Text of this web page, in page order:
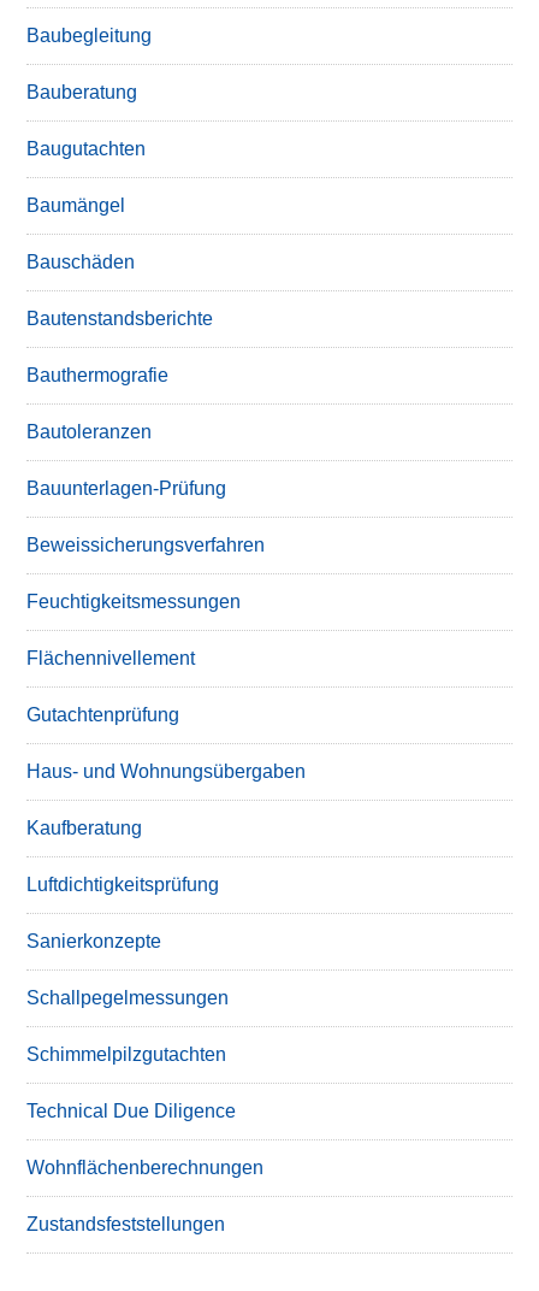
Baubegleitung
Bauberatung
Baugutachten
Baumängel
Bauschäden
Bautenstandsberichte
Bauthermografie
Bautoleranzen
Bauunterlagen-Prüfung
Beweissicherungsverfahren
Feuchtigkeitsmessungen
Flächennivellement
Gutachtenprüfung
Haus- und Wohnungsübergaben
Kaufberatung
Luftdichtigkeitsprüfung
Sanierkonzepte
Schallpegelmessungen
Schimmelpilzgutachten
Technical Due Diligence
Wohnflächenberechnungen
Zustandsfeststellungen